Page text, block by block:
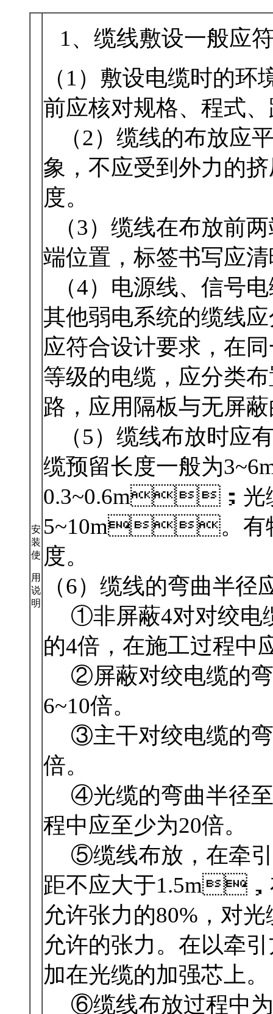
安
装
使
用
说
明
1、缆线敷设一般应
（1）敷设电缆时的环
前应核对规格、程式
（2）缆线的布放应平
象，不应受到外力的挤
度。
（3）缆线在布放前两
端位置，标签书写应清晰
（4）电源线、信号电
其他弱电系统的缆线应
应符合设计要求，在
等级的电缆，应分类布
路，应用隔板与无屏
（5）缆线布放时应有
缆预留长度一般为
0.3~0.6m；光
5~10m。有特
度。
（6）缆线的弯曲半径
①非屏蔽4对对绞电
的4倍，在施工过程中
②屏蔽对绞电缆的弯
6~10倍。
③主干对绞电缆的弯
倍。
④光缆的弯曲半径至
程中应至少为20倍。
⑤缆线布放，在牵
距不应大于1.5m，
允许张力的80%，
允许的张力。在以
加在光缆的加强芯上。
⑥缆线布放过程中为